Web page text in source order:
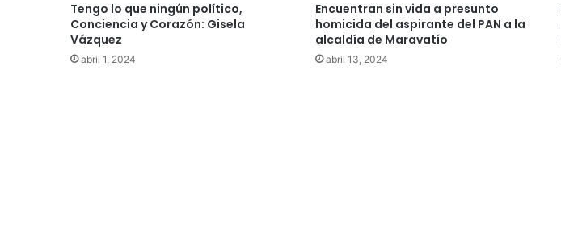
Tengo lo que ningún político,
Conciencia y Corazón: Gisela
Vázquez
abril 1, 2024
Encuentran sin vida a presunto
homicida del aspirante del PAN a la
alcaldía de Maravatío
abril 13, 2024